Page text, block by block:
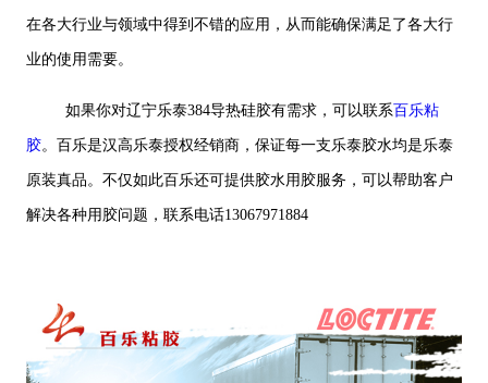
在各大行业与领域中得到不错的应用，从而能确保满足了各大行
业的使用需要。
如果你对辽宁乐泰384导热硅胶有需求，可以联系百乐粘
胶。百乐是汉高乐泰授权经销商，保证每一支乐泰胶水均是乐泰
原装真品。不仅如此百乐还可提供胶水用胶服务，可以帮助客户
解决各种用胶问题，联系电话13067971884